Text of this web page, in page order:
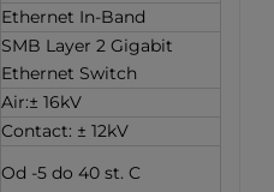
Ethernet In-Band
SMB Layer 2 Gigabit
Ethernet Switch
Air:± 16kV
Contact: ± 12kV
Od -5 do 40 st. C